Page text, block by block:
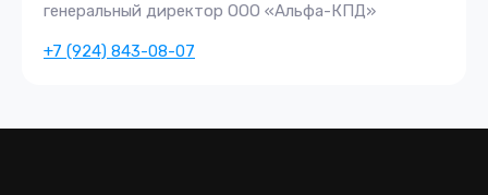
генеральный директор ООО «Альфа-КПД»
+7 (924) 843-08-07